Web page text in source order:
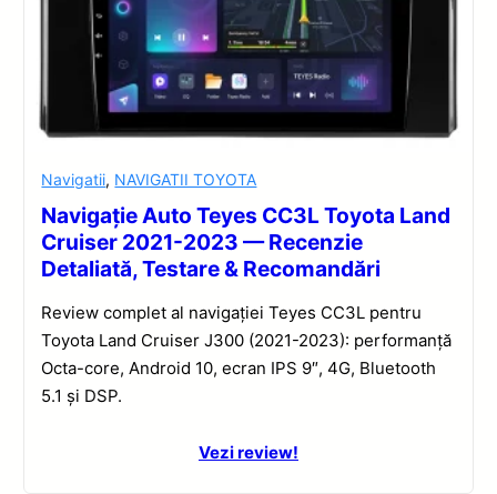
Navigatii, NAVIGATII TOYOTA
Navigație Auto Teyes CC3L Toyota Land
Cruiser 2021-2023 — Recenzie
Detaliată, Testare & Recomandări
Review complet al navigației Teyes CC3L pentru
Toyota Land Cruiser J300 (2021-2023): performanță
Octa-core, Android 10, ecran IPS 9″, 4G, Bluetooth
5.1 și DSP.
Vezi review!